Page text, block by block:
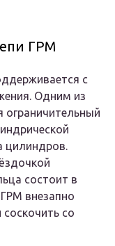
ГРМ
с
Одним из
ограничительный
цилиндров.
состоит в
внезапно
со